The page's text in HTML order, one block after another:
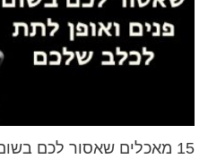
15 מאכלים שאסור לכם